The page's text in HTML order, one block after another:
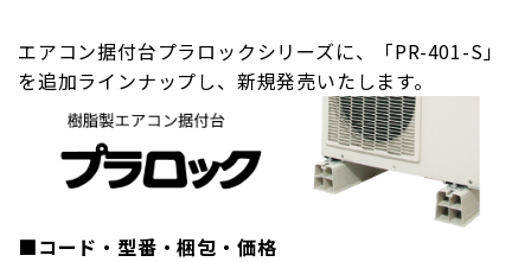
エアコン据付台プラロックシリーズに、「PR-401-S」
を追加ラインナップし、新規発売いたします。
■コード・型番・梱包・価格